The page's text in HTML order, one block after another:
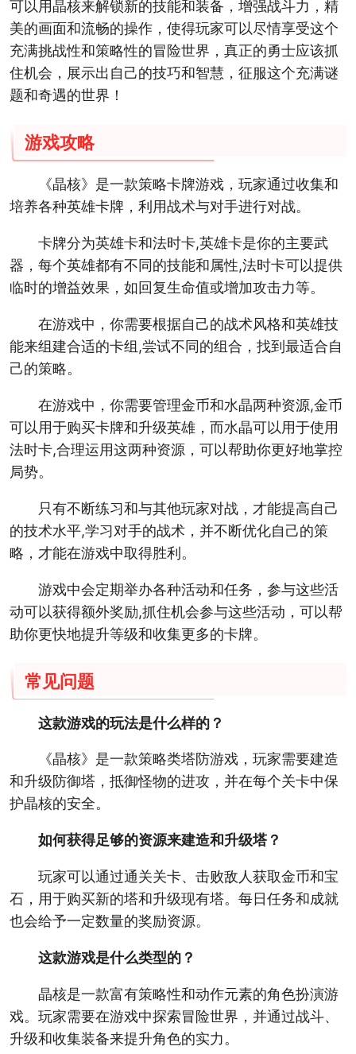
可以用晶核来解锁新的技能和装备，增强战斗力，精
美的画面和流畅的操作，使得玩家可以尽情享受这个
充满挑战性和策略性的冒险世界，真正的勇士应该抓
住机会，展示出自己的技巧和智慧，征服这个充满谜
题和奇遇的世界！
游戏攻略
《晶核》是一款策略卡牌游戏，玩家通过收集和
培养各种英雄卡牌，利用战术与对手进行对战。
卡牌分为英雄卡和法时卡,英雄卡是你的主要武
器，每个英雄都有不同的技能和属性,法时卡可以提供
临时的增益效果，如回复生命值或增加攻击力等。
在游戏中，你需要根据自己的战术风格和英雄技
能来组建合适的卡组,尝试不同的组合，找到最适合自
己的策略。
在游戏中，你需要管理金币和水晶两种资源,金币
可以用于购买卡牌和升级英雄，而水晶可以用于使用
法时卡,合理运用这两种资源，可以帮助你更好地掌控
局势。
只有不断练习和与其他玩家对战，才能提高自己
的技术水平,学习对手的战术，并不断优化自己的策
略，才能在游戏中取得胜利。
游戏中会定期举办各种活动和任务，参与这些活
动可以获得额外奖励,抓住机会参与这些活动，可以帮
助你更快地提升等级和收集更多的卡牌。
常见问题
这款游戏的玩法是什么样的？
《晶核》是一款策略类塔防游戏，玩家需要建造
和升级防御塔，抵御怪物的进攻，并在每个关卡中保
护晶核的安全。
如何获得足够的资源来建造和升级塔？
玩家可以通过通关关卡、击败敌人获取金币和宝
石，用于购买新的塔和升级现有塔。每日任务和成就
也会给予一定数量的奖励资源。
这款游戏是什么类型的？
晶核是一款富有策略性和动作元素的角色扮演游
戏。玩家需要在游戏中探索冒险世界，并通过战斗、
升级和收集装备来提升角色的实力。